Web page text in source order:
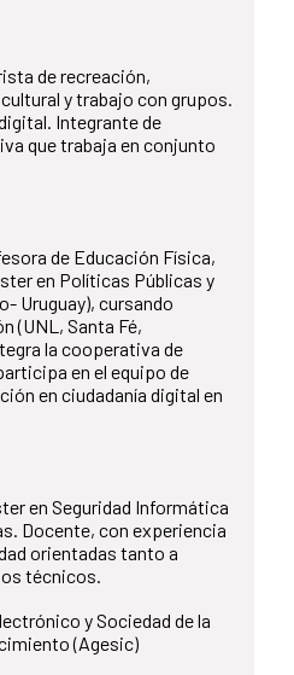
de recreación,
y trabajo con grupos.
Integrante de
que trabaja en conjunto
de Educación Física,
en Políticas Públicas y
Uruguay), cursando
(UNL, Santa Fé,
la cooperativa de
en el equipo de
en ciudadanía digital en
en Seguridad Informática
Docente, con experiencia
orientadas tanto a
técnicos.
y Sociedad de la
(Agesic)